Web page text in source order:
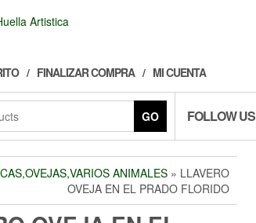
FINALIZAR COMPRA MI CUENTA
GO FOLLOW US
ANIMALES » LLAVERO
OVEJA EN EL PRADO FLORIDO